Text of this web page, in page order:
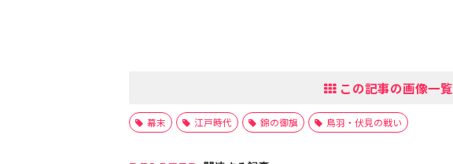
この記事の画像一覧
幕末 江戸時代 錦の御旗 鳥羽・伏見の戦い